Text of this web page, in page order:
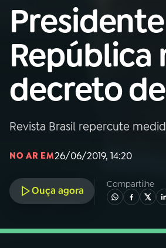
Buscar
na
Rádio
Nacional
AO VIVO
01 INÍCIO
02 A RÁDIO
03PROGRAMAÇÃO
PROGRAMAS
República
decreto
Revista Brasil repercute
NO AR EM26/06/2019, 14:20
Ouça agora
Compartilhe